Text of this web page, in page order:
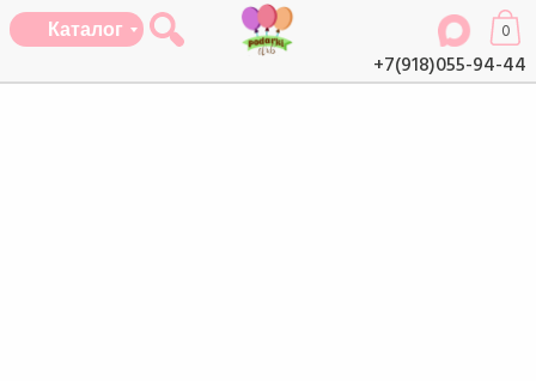
+7(918)055-94-44
0
Каталог